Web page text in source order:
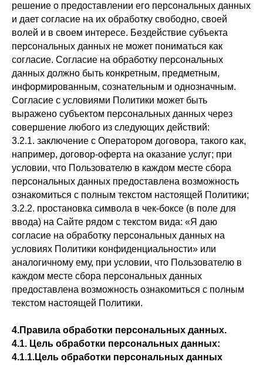
решение о предоставлении его персональных данных
и дает согласие на их обработку свободно, своей
волей и в своем интересе. Бездействие субъекта
персональных данных не может пониматься как
согласие. Согласие на обработку персональных
данных должно быть конкретным, предметным,
информированным, сознательным и однозначным.
Согласие с условиями Политики может быть
выражено субъектом персональных данных через
совершение любого из следующих действий:
3.2.1. заключение с Оператором договора, такого как,
например, договор-оферта на оказание услуг; при
условии, что Пользователю в каждом месте сбора
персональных данных предоставлена возможность
ознакомиться с полным текстом настоящей Политики;
3.2.2. простановка символа в чек-боксе (в поле для
ввода) на Сайте рядом с текстом вида: «Я даю
согласие на обработку персональных данных на
условиях Политики конфиденциальности» или
аналогичному ему, при условии, что Пользователю в
каждом месте сбора персональных данных
предоставлена возможность ознакомиться с полным
текстом настоящей Политики.
4.Правила обработки персональных данных.
4.1. Цель обработки персональных данных:
4.1.1.Цель обработки персональных данных